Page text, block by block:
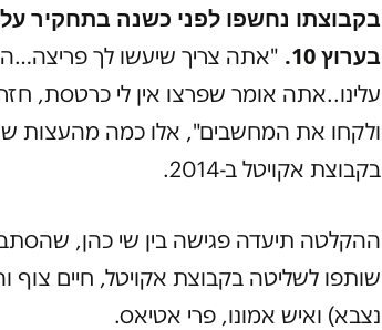
בקבוצתו נחשפו לפני כשנה בתחקיר
בערוץ 10.
"אתה צריך שיעשו לך
עלינו..אתה אומר שפרצו אין לי כרטסת,
ולקחו את המחשבים", אלו כמה מהעצות
בקבוצת אקויטל ב-2014.
ההקלטה תיעדה פגישה בין שי כהן,
שותפו לשליטה בקבוצת אקויטל, חיים צוף
נצבא) ואיש אמונו, פרי אטיאס.